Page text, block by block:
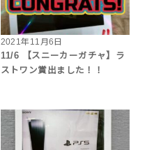
2021年11月6日
11/6 【スニーカーガチャ】ラ
ストワン賞出ました！！